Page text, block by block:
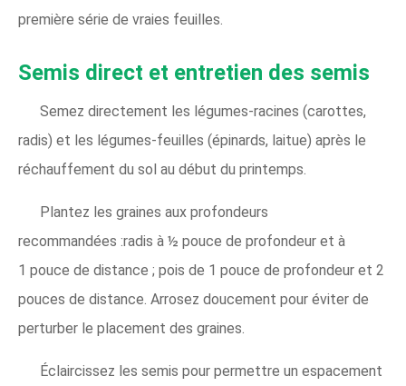
première série de vraies feuilles.
Semis direct et entretien des semis
Semez directement les légumes-racines (carottes,
radis) et les légumes-feuilles (épinards, laitue) après le
réchauffement du sol au début du printemps.
Plantez les graines aux profondeurs
recommandées :radis à ½ pouce de profondeur et à
1 pouce de distance ; pois de 1 pouce de profondeur et 2
pouces de distance. Arrosez doucement pour éviter de
perturber le placement des graines.
Éclaircissez les semis pour permettre un espacement